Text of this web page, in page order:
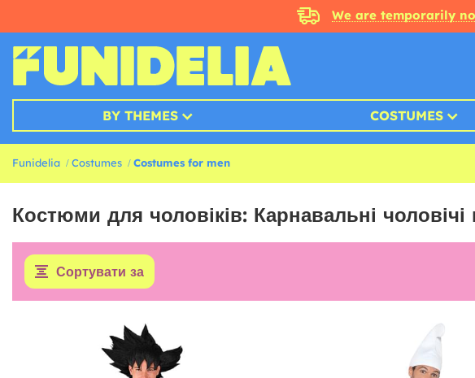
We are temporarily
BY THEMES COSTUMES
Funidelia Costumes Costumes for men
Костюми для чоловіків: Карнавальні
Сортувати за